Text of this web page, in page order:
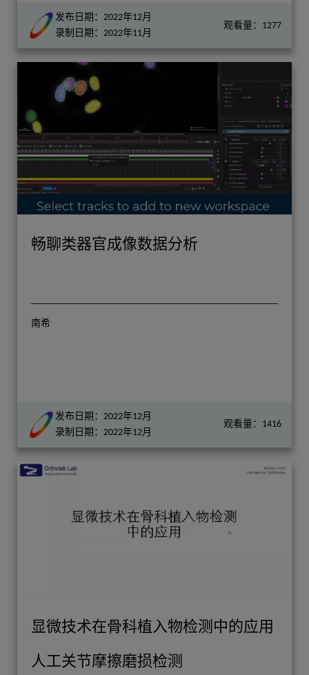
发布日期：2022年12月
录制日期：2022年11月
观看量：1277
畅聊类器官成像数据分析
南希
发布日期：2022年12月
录制日期：2022年12月
观看量：1416
显微技术在骨科植入物检测中的应用
人工关节摩擦磨损检测